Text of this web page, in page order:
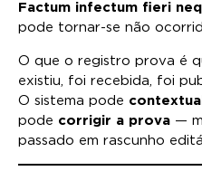
Factum infectum fieri
pode tornar-se não
O que o registro prova é
existiu, foi recebida, foi
O sistema pode
pode corrigir a prova —
passado em rascunho